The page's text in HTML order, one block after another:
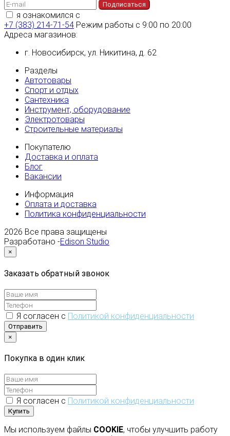
Подписаться
я ознакомился с
+7 (383) 214-71-54 Режим работы с 9:00 по 20:00
Адреса магазинов:
г. Новосибирск, ул. Никитина, д. 62
Разделы
Автотовары
Спорт и отдых
Сантехника
Инструмент, оборудование
Электротовары
Строительные материалы
Покупателю
Доставка и оплата
Блог
Вакансии
Информация
Оплата и доставка
Политика конфиденциальности
2026 Все права защищены
Разработано -Edison Studio
×
Заказать обратный звонок
Я согласен с Политикой конфиденциальности
Отправить
×
Покупка в один клик
Я согласен с Политикой конфиденциальности
Купить
Мы используем файлы COOKIE, чтобы улучшить работу